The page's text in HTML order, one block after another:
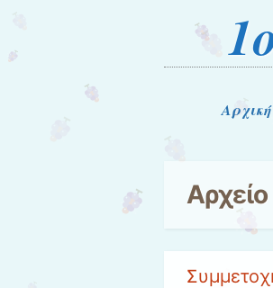
Μενού
ΜετάβασηΑρχική